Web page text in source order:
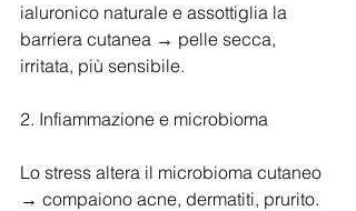
ialuronico naturale e assottiglia la
barriera cutanea → pelle secca,
irritata, più sensibile.
2. Infiammazione e microbioma
Lo stress altera il microbioma cutaneo
→ compaiono acne, dermatiti, prurito.